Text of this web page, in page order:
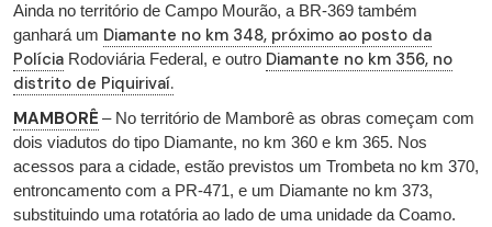
Ainda no território de Campo Mourão, a BR-369 também
ganhará um Diamante no km 348, próximo ao posto da
Polícia Rodoviária Federal, e outro Diamante no km 356, no
distrito de Piquirivaí.
MAMBORÊ – No território de Mamborê as obras começam com
dois viadutos do tipo Diamante, no km 360 e km 365. Nos
acessos para a cidade, estão previstos um Trombeta no km 370,
entroncamento com a PR-471, e um Diamante no km 373,
substituindo uma rotatória ao lado de uma unidade da Coamo.